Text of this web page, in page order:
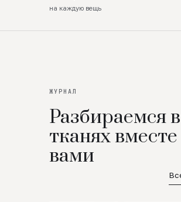
на каждую вещь
ЖУРНАЛ
Разбираемся в
тканях вместе
вами